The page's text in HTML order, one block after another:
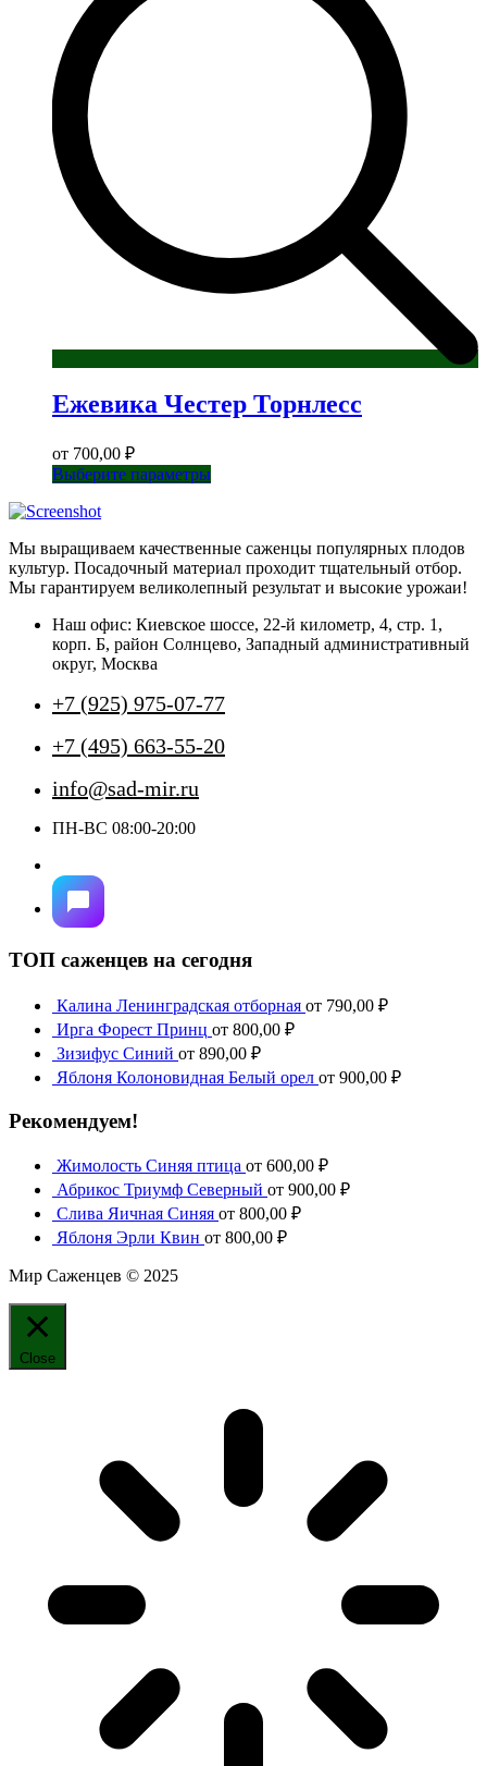
Ежевика Честер Торнлесс
от 700,00 ₽
Выберите параметрыЭтот
вариаций.
Опции
можно
на
странице
Мы выращиваем качественные саженцы популярных плодов
культур. Посадочный материал проходит тщательный отбор.
Мы гарантируем великолепный результат и высокие урожаи!
Наш офис: Киевское шоссе, 22-й километр, 4, стр. 1,
корп. Б, район Солнцево, Западный административный
округ, Москва
+7 (925) 975-07-77
+7 (495) 663-55-20
info@sad-mir.ru
ПН-ВС 08:00-20:00
ТОП саженцев на сегодня
Калина Ленинградская отборная от 790,00 ₽
Ирга Форест Принц от 800,00 ₽
Зизифус Синий от 890,00 ₽
Яблоня Колоновидная Белый орел от 900,00 ₽
Рекомендуем!
Жимолость Синяя птица от 600,00 ₽
Абрикос Триумф Северный от 900,00 ₽
Слива Яичная Синяя от 800,00 ₽
Яблоня Эрли Квин от 800,00 ₽
Мир Саженцев © 2025
Close